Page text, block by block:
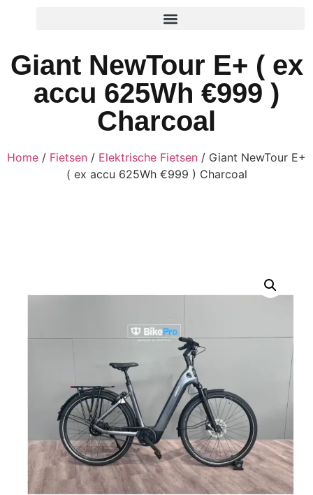
Giant NewTour E+ ( ex
accu 625Wh €999 )
Charcoal
Home / Fietsen / Elektrische Fietsen / Giant NewTour E+
( ex accu 625Wh €999 ) Charcoal